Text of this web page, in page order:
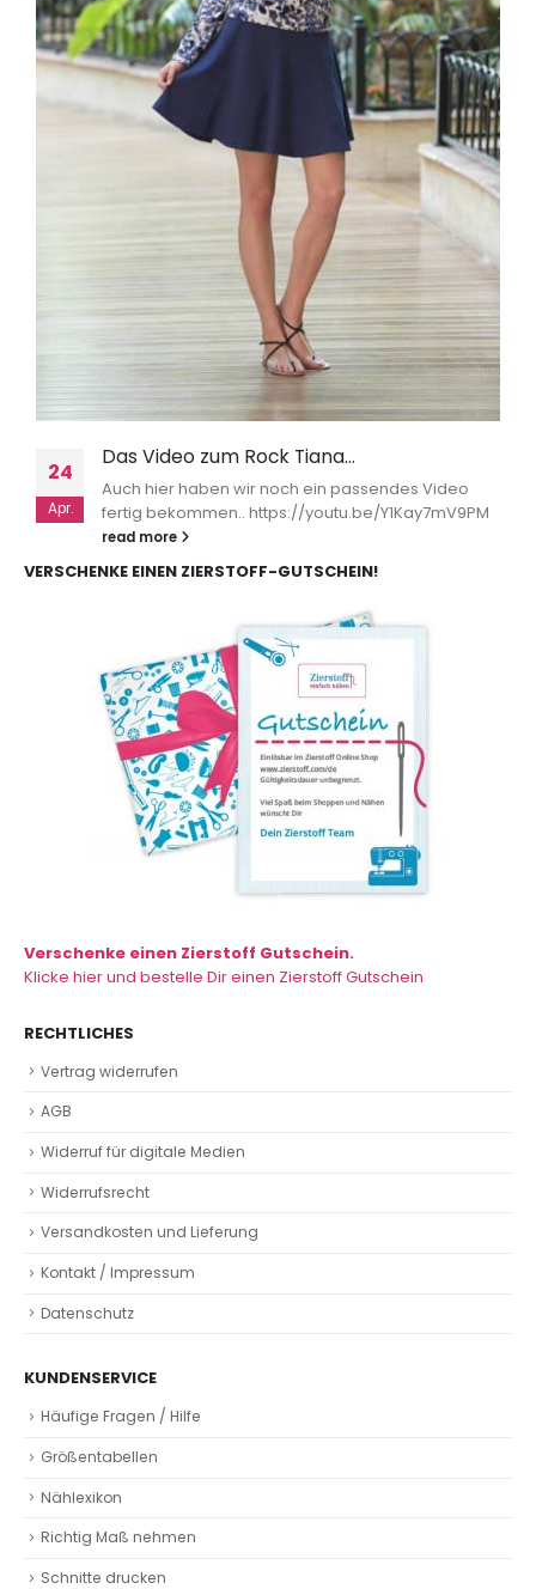
24
Apr.
Das Video zum Rock Tiana…
Auch hier haben wir noch ein passendes Video
fertig bekommen.. https://youtu.be/Y1Kay7mV9PM
read more
VERSCHENKE EINEN ZIERSTOFF-GUTSCHEIN!
Verschenke einen Zierstoff Gutschein.
Klicke hier und bestelle Dir einen Zierstoff Gutschein
RECHTLICHES
Vertrag widerrufen
AGB
Widerruf für digitale Medien
Widerrufsrecht
Versandkosten und Lieferung
Kontakt / Impressum
Datenschutz
KUNDENSERVICE
Häufige Fragen / Hilfe
Größentabellen
Nählexikon
Richtig Maß nehmen
Schnitte drucken